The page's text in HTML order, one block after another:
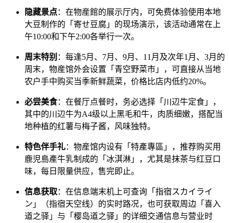
隐藏景点：在物産館的展示厅内，可免费体验使用本地
大豆制作的「寄せ豆腐」的现场演示，该活动通常在上
午10:00和下午2:00各举行一次。
周末特别 ：每逢5月、7月、9月、11月及次年1月、3月的
周末，物産馆外会设置「青空野菜市」，可直接从当地
农户手中购买当季新鲜蔬菜，价格比店内低约20%。
必尝美食：在餐厅点餐时，务必选择「川辺牛定食」，
其中的川辺牛为A4级以上黑毛和牛，肉质细嫩，搭配当
地种植的红薯与梅子酱，风味独特。
特色伴手礼：物産馆内设有「特產專區」，推荐购买用
鹿児島產牛乳制成的「冰淇淋」，尤其是抹茶与红豆口
味，每日限量供应，售完即止。
信息获取：在信息端末机上可查询「指宿スカイライ
ン」（指宿天空线）的实时路况，也可获取周边「喜入
道之驿」与「樱岛道之驿」的详细交通信息与营业时